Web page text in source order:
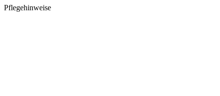
Pflegehinweise